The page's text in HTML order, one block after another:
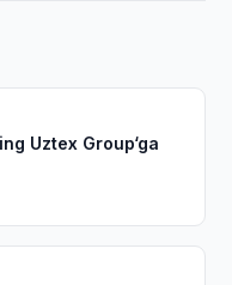
Uztex Group‘ga